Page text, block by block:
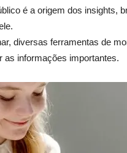
é a origem dos insights,
diversas ferramentas de
as informações importantes.